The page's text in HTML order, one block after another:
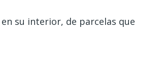
su interior, de parcelas que